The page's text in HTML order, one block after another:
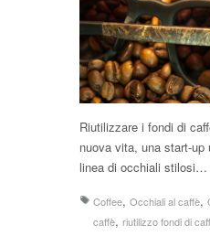
Riutilizzare i fondi di
nuova vita, una start-up
linea di occhiali stilosi…
Coffee, Occhiali al caffè,
caffè, riutilizzo fondi di